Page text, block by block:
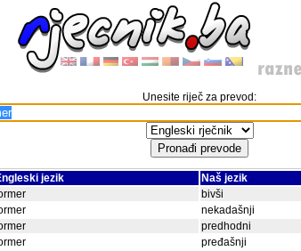
Unesite riječ za prevod:
jezik
Naš jezik
bivši
nekadašnji
predhodni
pređašnji